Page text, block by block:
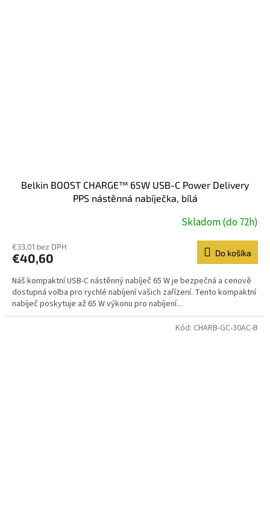
Belkin BOOST CHARGE™ 65W USB-C Power Delivery
PPS nástěnná nabíječka, bílá
Skladom (do 72h)
€33,01 bez DPH
€40,60 Do košíka
Náš kompaktní USB-C nástěnný nabíječ 65 W je bezpečná a cenově
dostupná volba pro rychlé nabíjení vašich zařízení. Tento kompaktní
nabíječ poskytuje až 65 W výkonu pro nabíjení...
Kód: CHARB-GC-30AC-B